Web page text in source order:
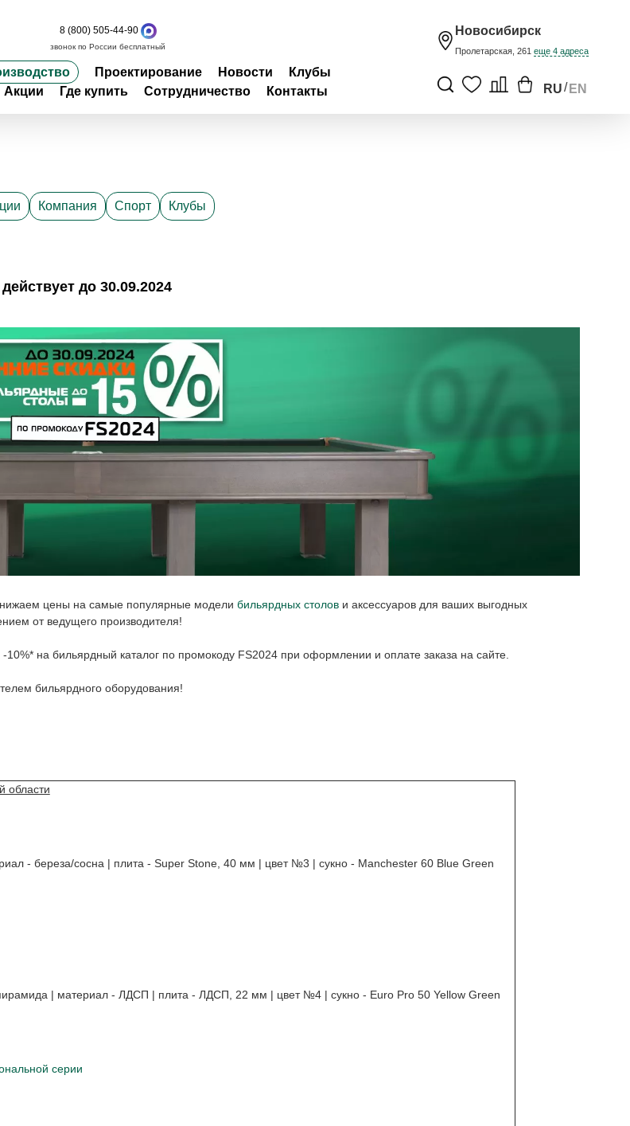
8 (800) 505-44-90
звонок по России бесплатный
Проектирование Новости
Клубы
Акции Где купить Сотрудничество Контакты
Новосибирск
Пролетарская, 261 еще 4 адреса
RU/ EN
Компания Спорт Клубы
до 30.09.2024
цены на самые популярные модели бильярдных столови аксессуаров для ваших выгодных
от ведущего производителя!
10%* на бильярдный каталог по промокоду FS2024 при оформлении и оплате заказа на сайте.
бильярдного оборудования!
области
- береза/сосна | плита - Super Stone, 40 мм | цвет №3 | сукно - Manchester 60 Blue Green
| материал - ЛДСП | плита - ЛДСП, 22 мм | цвет №4 | сукно - Euro Pro 50 Yellow Green
серии